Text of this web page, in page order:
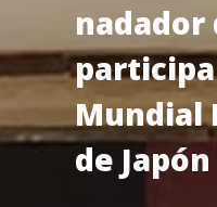
nadador
Mundial
de Japón